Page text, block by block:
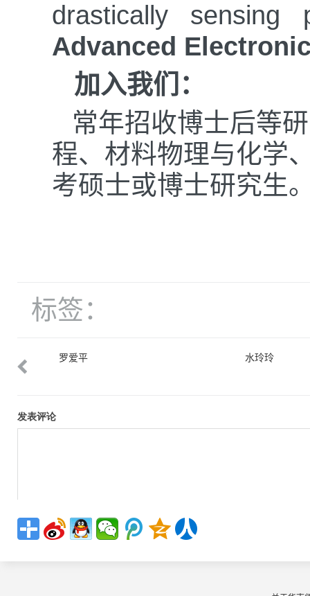
drastically sensing
Advanced
加入我们：
常年招收博士后等
程、材料物理与化学
考硕士或博士研究生
标签：
罗爱平 水玲玲